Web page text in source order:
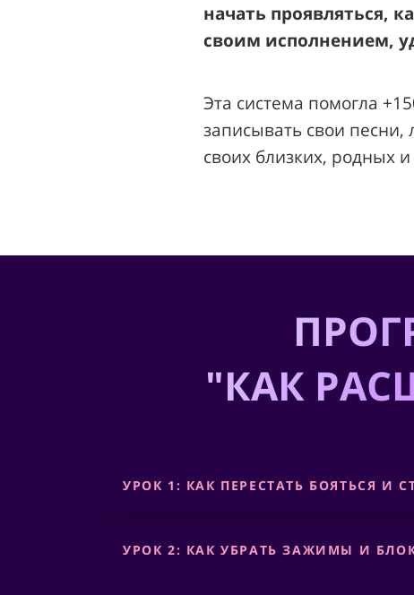
начать проявляться,
своим исполнением,
Эта система помогла
записывать свои песни,
своих близких, родных
"КАК
УРОК 1: КАК ПЕРЕСТАТЬ БОЯТЬСЯ И
УРОК 2: КАК УБРАТЬ ЗАЖИМЫ И